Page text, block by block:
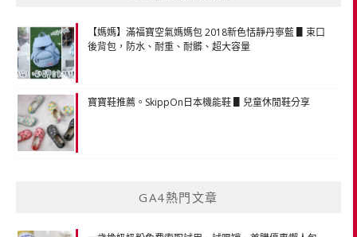
【媽媽】滿福寶空氣媽媽包 2018新色恬靜丹寧藍 ▋束口
後背包，防水、耐重、耐髒、超大容量
寶寶鞋推薦。SkippOn日本機能鞋 ▋兒童休閒鞋分享
GA4熱門文章